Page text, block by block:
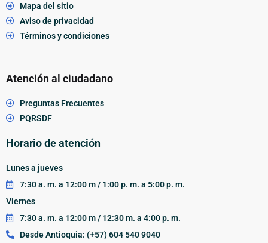
Mapa del sitio
Aviso de privacidad
Términos y condiciones
Atención al ciudadano
Preguntas Frecuentes
PQRSDF
Horario de atención
Lunes a jueves
7:30 a. m. a 12:00 m / 1:00 p. m. a 5:00 p. m.
Viernes
7:30 a. m. a 12:00 m / 12:30 m. a 4:00 p. m.
Desde Antioquia: (+57) 604 540 9040